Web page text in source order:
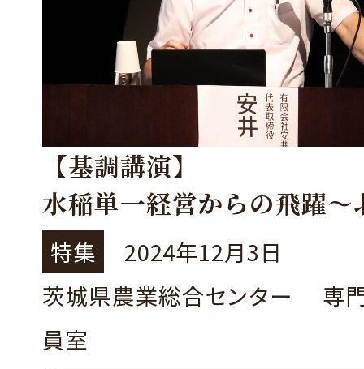
【基調講演】
水稲単一経営からの飛躍～
の水田複合経営体ができ
石川県 有限会社 安井フ
取締役 安井 善成さん
特集
2024年12月3日
茨城県農業総合センター 専
員室